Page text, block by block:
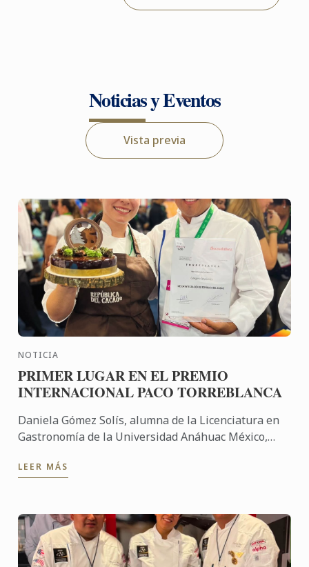
Noticias y Eventos
Vista previa
NOTICIA
PRIMER LUGAR EN EL PREMIO
INTERNACIONAL PACO TORREBLANCA
Daniela Gómez Solís, alumna de la Licenciatura en
Gastronomía de la Universidad Anáhuac México,
México del Premio ...
LEER MÁS